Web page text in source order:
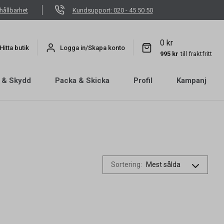
Kundsupport: 020 - 45 50 50
Hitta butik Logga in/Skapa konto
0 kr
995 kr till fraktfritt
Skydd Packa & Skicka Profil Kampanj
Sortering: